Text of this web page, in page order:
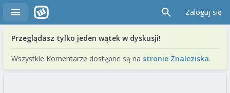
Zaloguj się
Przeglądasz tylko jeden wątek w dyskusji!
Wszystkie Komentarze dostępne są na stronie Znaleziska.